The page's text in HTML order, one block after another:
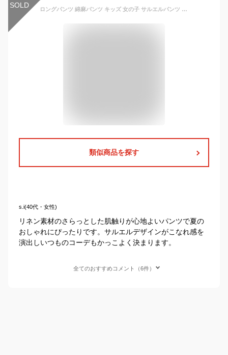
SOLD ロングパンツ 綿麻パンツ キッズ 女の子 サルエルパンツ 男の子 長ズボン リネンパンツ ボトムス 子供服 綿 麻 送料無料 ゆったり ジュニア 無地 薄手 可愛い 春 夏 ベビー 80 90 100 110 120 130
類似商品を探す
s.i(40代・女性)
リネン素材のさらっとした肌触りが心地よいパンツで夏の
おしゃれにぴったりです。サルエルデザインがこなれ感を
演出しいつものコーデもかっこよく決まります。
全てのおすすめコメント（6件）